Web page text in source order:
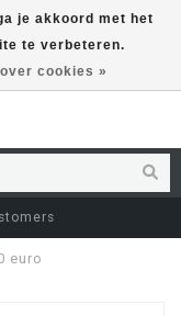
euro
je akkoord met het
te verbeteren.
cookies »